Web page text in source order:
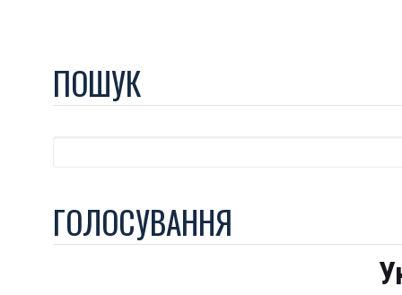
ПОШУК
ГОЛОСУВАННЯ